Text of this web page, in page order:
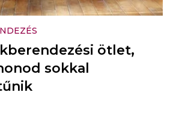
ötlet,
sokkal